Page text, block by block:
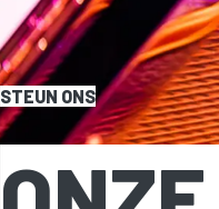
STEUN ONS